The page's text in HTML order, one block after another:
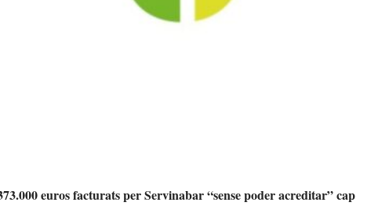
euros facturats per Servinabar “sense poder acreditar” cap